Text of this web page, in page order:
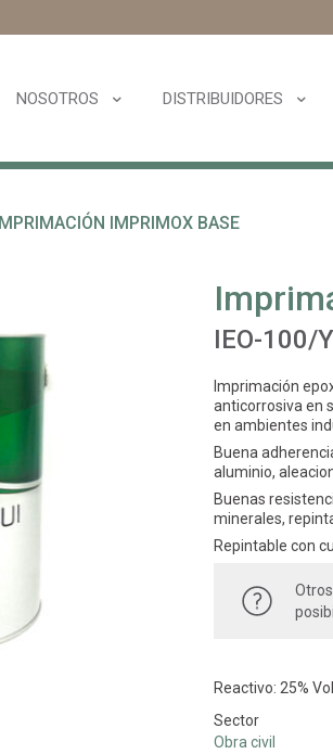
NOSOTROS DISTRIBUIDORES
IMPRIMACIÓN IMPRIMOX BASE
IEO-100/
Imprimación
anticorrosiva en
en ambientes
Buena
aluminio,
Buenas
minerales,
Repintable con
Reactivo: 25%
Sector
Obra civil